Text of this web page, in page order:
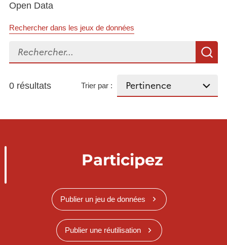
Open Data
Rechercher dans les jeux de données
Rechercher...
0 résultats Trier par :
Participez
Publier un jeu de données
Publier une réutilisation